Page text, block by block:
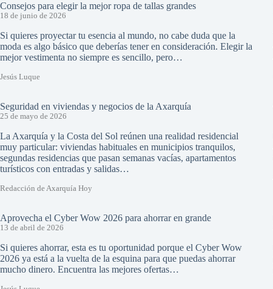
Consejos para elegir la mejor ropa de tallas grandes
18 de junio de 2026
Si quieres proyectar tu esencia al mundo, no cabe duda que la
moda es algo básico que deberías tener en consideración. Elegir la
mejor vestimenta no siempre es sencillo, pero…
Jesús Luque
Seguridad en viviendas y negocios de la Axarquía
25 de mayo de 2026
La Axarquía y la Costa del Sol reúnen una realidad residencial
muy particular: viviendas habituales en municipios tranquilos,
segundas residencias que pasan semanas vacías, apartamentos
turísticos con entradas y salidas…
Redacción de Axarquía Hoy
Aprovecha el Cyber Wow 2026 para ahorrar en grande
13 de abril de 2026
Si quieres ahorrar, esta es tu oportunidad porque el Cyber Wow
2026 ya está a la vuelta de la esquina para que puedas ahorrar
mucho dinero. Encuentra las mejores ofertas…